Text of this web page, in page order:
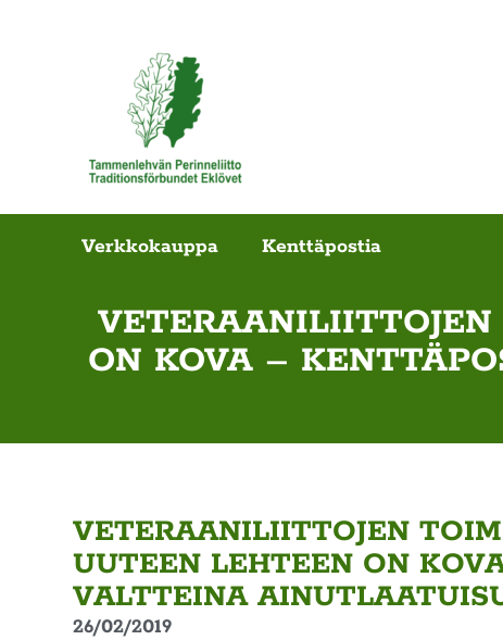
Verkkokauppa Kenttäpostia
ON KOVA –
VETERAANILIITTOJEN
UUTEEN LEHTEEN ON
VALTTEINA
26/02/2019